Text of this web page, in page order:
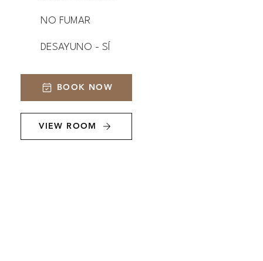
NO FUMAR
DESAYUNO - SÍ
BOOK NOW
VIEW ROOM